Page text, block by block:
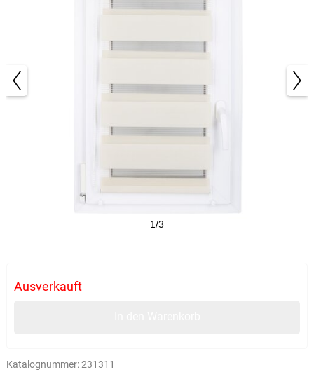
1/3
Ausverkauft
Katalognummer:231311